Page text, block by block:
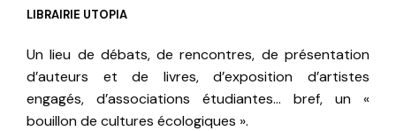
LIBRAIRIE UTOPIA
Un lieu de débats, de rencontres, de présentation
d’auteurs et de livres, d’exposition d’artistes
engagés, d’associations étudiantes… bref, un «
bouillon de cultures écologiques ».